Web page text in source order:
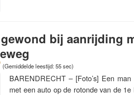
bij aanrijding
(Gemiddelde leestijd: 55 sec)
BARENDRECHT – [Foto’s] Een
met een auto op de rotonde van de